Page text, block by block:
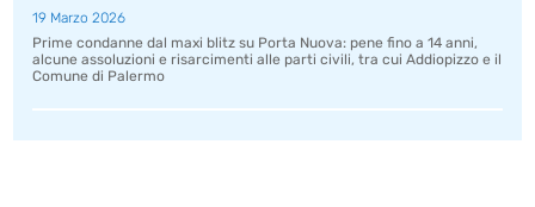
19 Marzo 2026
Prime condanne dal maxi blitz su Porta Nuova: pene fino a 14 anni,
alcune assoluzioni e risarcimenti alle parti civili, tra cui Addiopizzo e il
Comune di Palermo